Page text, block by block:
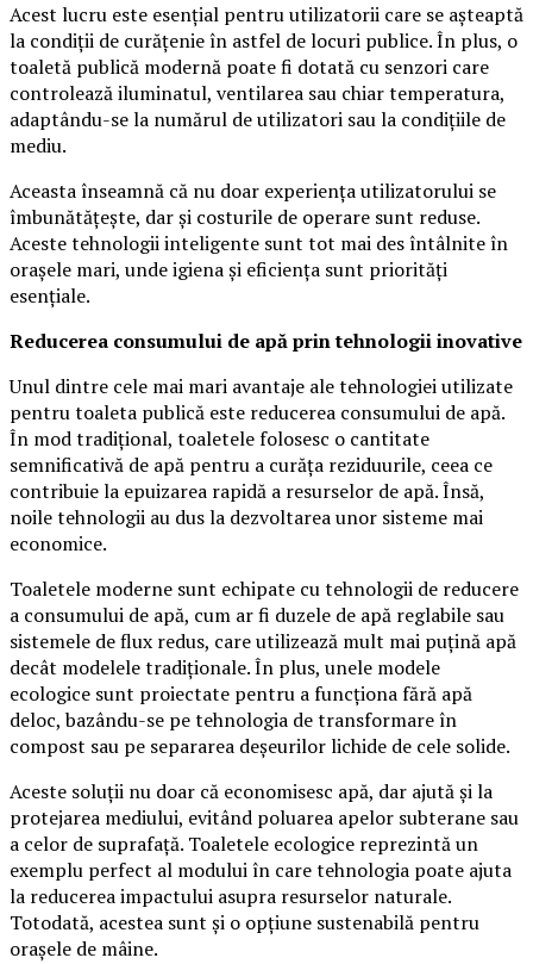
Acest lucru este esențial pentru utilizatorii care se așteaptă
la condiții de curățenie în astfel de locuri publice. În plus, o
toaletă publică modernă poate fi dotată cu senzori care
controlează iluminatul, ventilarea sau chiar temperatura,
adaptându-se la numărul de utilizatori sau la condițiile de
mediu.
Aceasta înseamnă că nu doar experiența utilizatorului se
îmbunătățește, dar și costurile de operare sunt reduse.
Aceste tehnologii inteligente sunt tot mai des întâlnite în
orașele mari, unde igiena și eficiența sunt priorități
esențiale.
Reducerea consumului de apă prin tehnologii inovative
Unul dintre cele mai mari avantaje ale tehnologiei utilizate
pentru toaleta publică este reducerea consumului de apă.
În mod tradițional, toaletele folosesc o cantitate
semnificativă de apă pentru a curăța reziduurile, ceea ce
contribuie la epuizarea rapidă a resurselor de apă. Însă,
noile tehnologii au dus la dezvoltarea unor sisteme mai
economice.
Toaletele moderne sunt echipate cu tehnologii de reducere
a consumului de apă, cum ar fi duzele de apă reglabile sau
sistemele de flux redus, care utilizează mult mai puțină apă
decât modelele tradiționale. În plus, unele modele
ecologice sunt proiectate pentru a funcționa fără apă
deloc, bazându-se pe tehnologia de transformare în
compost sau pe separarea deșeurilor lichide de cele solide.
Aceste soluții nu doar că economisesc apă, dar ajută și la
protejarea mediului, evitând poluarea apelor subterane sau
a celor de suprafață. Toaletele ecologice reprezintă un
exemplu perfect al modului în care tehnologia poate ajuta
la reducerea impactului asupra resurselor naturale.
Totodată, acestea sunt și o opțiune sustenabilă pentru
orașele de mâine.